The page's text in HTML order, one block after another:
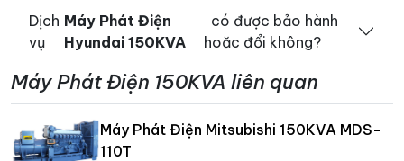
Dịch
vụ
Máy Phát Điện
Hyundai 150KVA
có được bảo hành
hoăc đổi không?
Máy Phát Điện 150KVA liên quan
Máy Phát Điện Mitsubishi 150KVA MDS-
110T